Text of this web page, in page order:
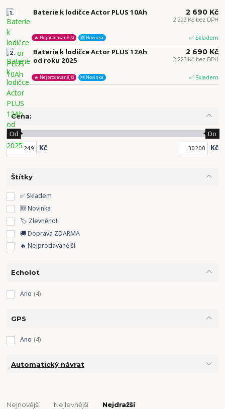
1. Baterie k lodičce Actor PLUS 10Ah
✅ Skladem
🔥 Nejprodávanější 🆕 Novinka
2 690 Kč
2 223 Kč bez DPH
2.
Baterie k lodičce Actor PLUS 12Ah
od roku 2025
✅ Skladem
🔥 Nejprodávanější 🆕 Novinka
2 690 Kč
2 223 Kč bez DPH
Cena:
Kč
Od Do
Kč
Štítky
✅ Skladem
🆕 Novinka
🏷️ Zlevněno!
🚚 Doprava ZDARMA
🔥 Nejprodávanější
Echolot
Ano (4)
GPS
Ano (4)
Automatický návrat
Nejnovější Nejlevnější Nejdražší